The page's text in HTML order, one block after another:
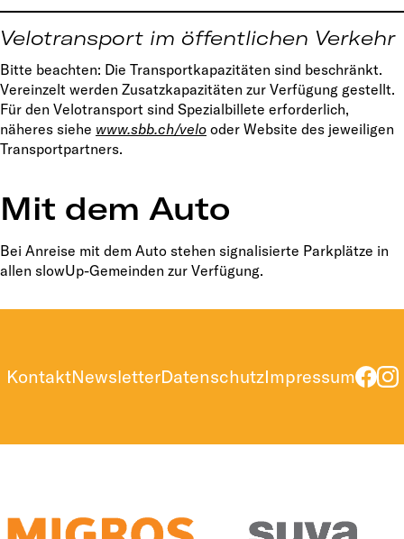
Velotransport im öffentlichen Verkehr
Bitte beachten: Die Transportkapazitäten sind beschränkt.
Vereinzelt werden Zusatzkapazitäten zur Verfügung gestellt.
Für den Velotransport sind Spezialbillete erforderlich,
näheres siehe www.sbb.ch/velo oder Website des jeweiligen
Transportpartners.
Mit dem Auto
Bei Anreise mit dem Auto stehen signalisierte Parkplätze in
allen slowUp-Gemeinden zur Verfügung.
KontaktNewsletterDatenschutzImpressum